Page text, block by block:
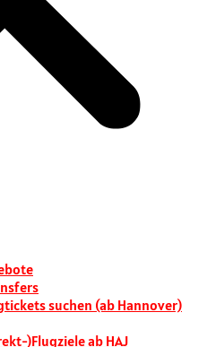
suchen (ab Hannover)
)Flugziele ab HAJ